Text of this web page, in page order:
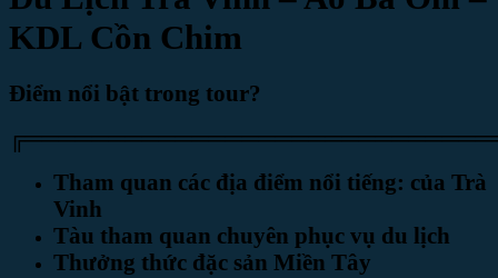
KDL Cồn Chim
Điểm nổi bật trong tour?
Tham quan các địa điểm nổi tiếng: của Trà
Vinh
Tàu tham quan chuyên phục vụ du lịch
Thưởng thức đặc sản Miền Tây